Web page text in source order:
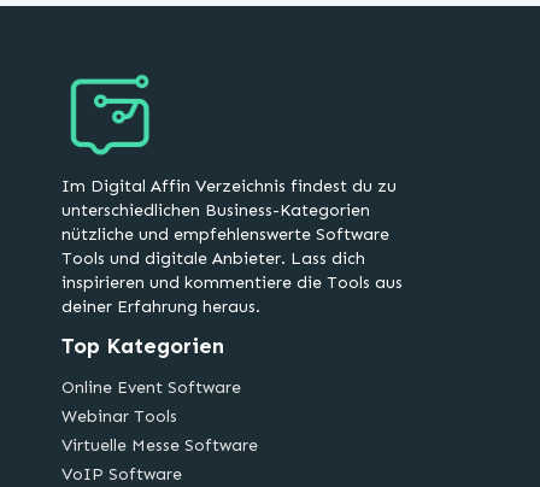
Im Digital Affin Verzeichnis findest du zu
unterschiedlichen Business-Kategorien
nützliche und empfehlenswerte Software
Tools und digitale Anbieter. Lass dich
inspirieren und kommentiere die Tools aus
deiner Erfahrung heraus.
Top Kategorien
Online Event Software
Webinar Tools
Virtuelle Messe Software
VoIP Software